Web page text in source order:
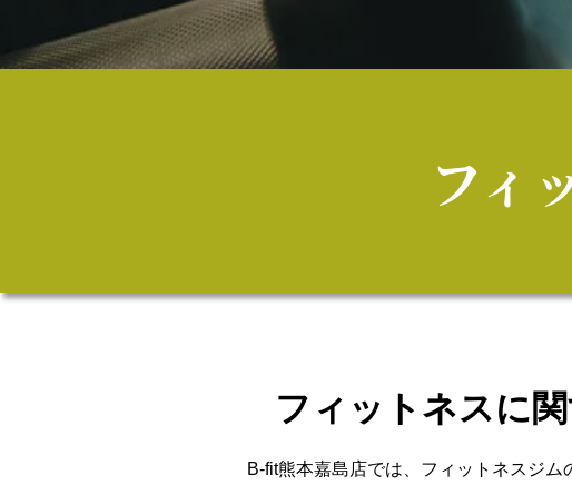
フィ
フィットネスに
B-fit熊本嘉島店では、フィットネスジ